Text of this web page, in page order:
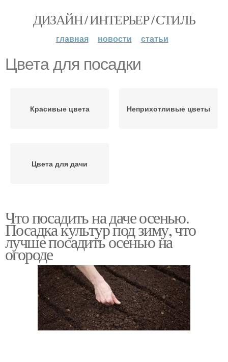
ДИЗАЙН / ИНТЕРЬЕР / СТИЛЬ
главная новости статьи
Цвета для посадки
Красивые цвета Неприхотливые цветы
Цвета для дачи
Что посадить на даче осенью.
Посадка культур под зиму, что
лучше посадить осенью на
огороде